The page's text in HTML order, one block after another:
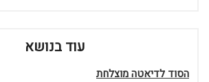
עוד בנושא
הסוד לדיאטה מוצלחת